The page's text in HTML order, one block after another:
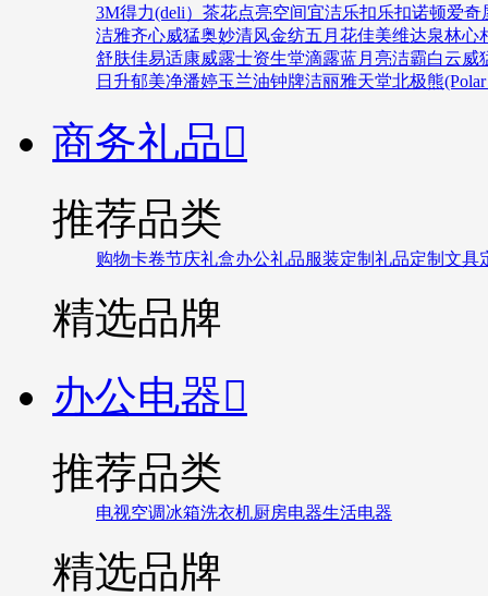
3M得力(deli） 茶花点亮空间宜洁乐扣乐扣诺顿爱奇
洁雅齐心威猛奥妙清风金纺五月花佳美维达泉林心
舒肤佳易适康威露士资生堂滴露蓝月亮洁霸白云威
日升郁美净潘婷玉兰油钟牌洁丽雅天堂北极熊(Polar
商务礼品
推荐品类
购物卡卷节庆礼盒办公礼品服装定制 礼品定制 文具
精选品牌
办公电器
推荐品类
电视空调冰箱洗衣机厨房电器生活电器
精选品牌